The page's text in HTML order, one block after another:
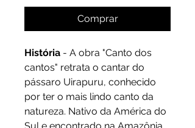
Comprar
História - A obra "Canto dos
cantos" retrata o cantar do
pássaro Uirapuru, conhecido
por ter o mais lindo canto da
natureza. Nativo da América do